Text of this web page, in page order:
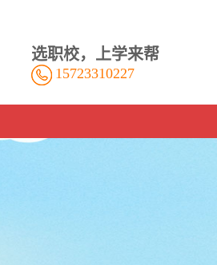
选职校，上学来帮
15723310227